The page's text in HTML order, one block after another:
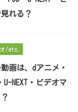
れる？
/etc.
画は、dアニメ・
NEXT・ビデオマ